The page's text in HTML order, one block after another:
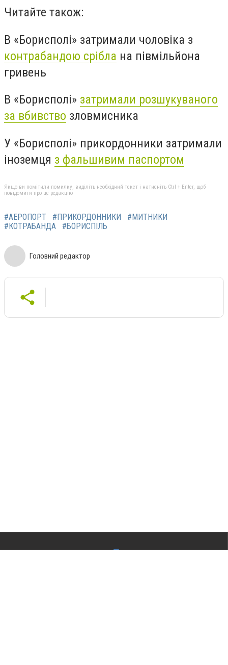
Читайте також:
В «Борисполі» затримали чоловіка з
контрабандою срібла на півмільйона
гривень
В «Борисполі» затримали розшукуваного
за вбивство зловмисника
У «Борисполі» прикордонники затримали
іноземця з фальшивим паспортом
Якщо ви помітили помилку, виділіть необхідний текст і натисніть Ctrl + Enter, щоб
повідомити про це редакцію
#АЕРОПОРТ #ПРИКОРДОННИКИ
#МИТНИКИ
#КОТРАБАНДА
#БОРИСПІЛЬ
Головний редактор